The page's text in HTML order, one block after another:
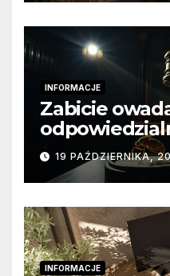
INFORMACJE
Zabicie
wygląda to w
19 PAŹDZIERNIKA,
INFORMACJE